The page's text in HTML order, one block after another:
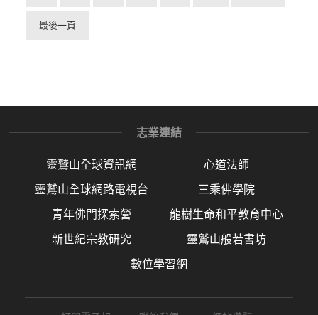
最後一頁
志業連結
靈鷲山全球資訊網 心道法師
靈鷲山全球網路電視台 三乘佛學院
青年佛門探索營 龍樹生命和平教育中心
新世紀宗教研究 靈鷲山般若書坊
數位學習網